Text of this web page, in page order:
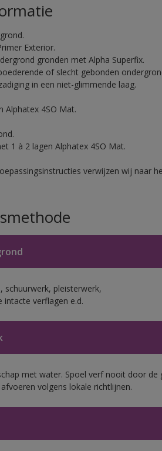
Exterior.
gronden met Alpha Superfix.
of slecht gebonden
in een niet-glimmende laag.
Alphatex 4SO Mat.
1 à 2 lagen Alphatex 4SO Mat.
verwijzen wij naar
schuurwerk, pleisterwerk,
intacte verflagen e.d.
met water. Spoel verf nooit door
volgens lokale richtlijnen.